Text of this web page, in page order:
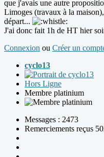
que j'avais une autre
Limoges (travaux à la
départ...
J'ai donc fait 1h de HT hier
Connexion ou Créer un
cyclo13
Hors Ligne
Membre platinium
Messages : 2473
Remerciements reçus